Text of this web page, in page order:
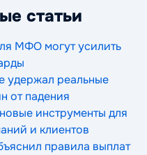
статьи
МФО могут усилить
удержал реальные
от падения
инструменты для
и клиентов
правила выплат